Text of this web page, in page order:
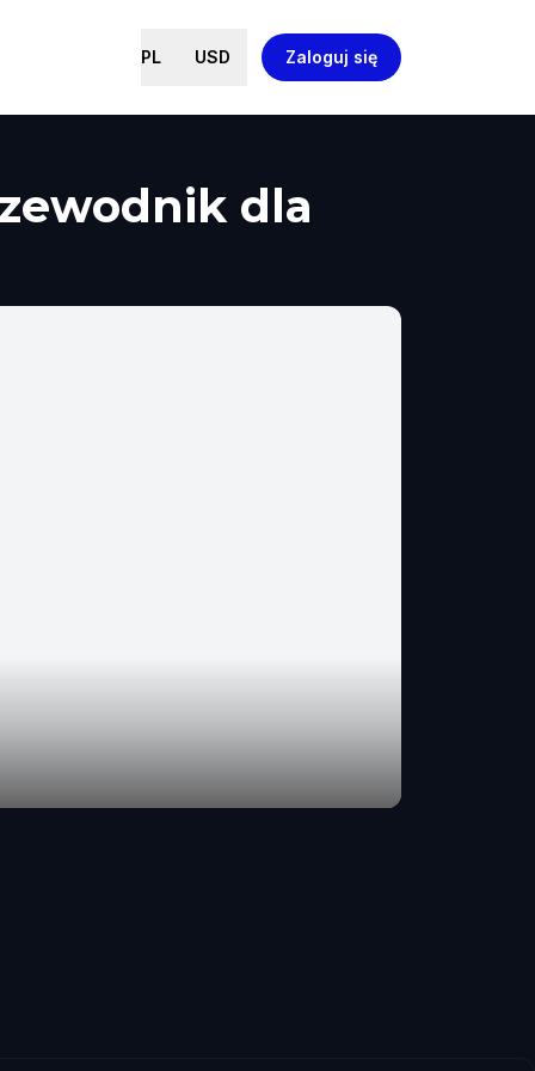
PL USD Zaloguj się
dla